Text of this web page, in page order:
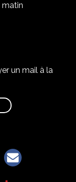
matin
un mail à la
Instagram
le compte Linkedin
vers la chaîne
S'aWonner à